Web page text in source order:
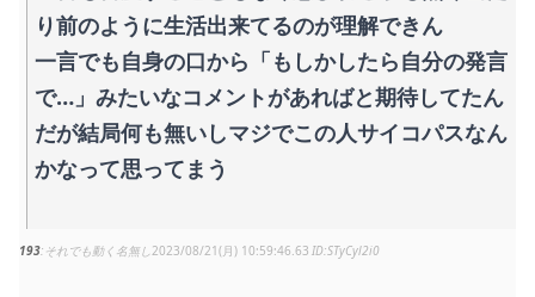
り前のように生活出来てるのが理解できん
一言でも自身の口から「もしかしたら自分の発言
で…」みたいなコメントがあればと期待してたん
だが結局何も無いしマジでこの人サイコパスなん
かなって思ってまう
193 それでも動く名無し2023/08/21(月) 10:59:46.63 STyCyl2i0